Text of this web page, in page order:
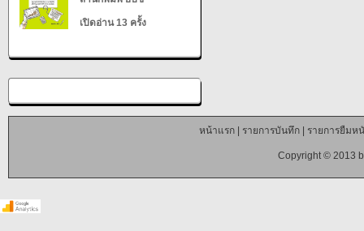
เปิดอ่าน 13 ครั้ง
หน้าแรก| รายการบันทึก| รายการยืมห
Copyright © 2013